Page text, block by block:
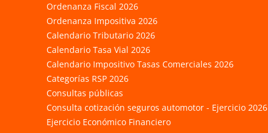
Ordenanza Fiscal 2026
Ordenanza Impositiva 2026
Calendario Tributario 2026
Calendario Tasa Vial 2026
Calendario Impositivo Tasas Comerciales 2026
Categorías RSP 2026
Consultas públicas
Consulta cotización seguros automotor - Ejercicio 2026
Ejercicio Económico Financiero